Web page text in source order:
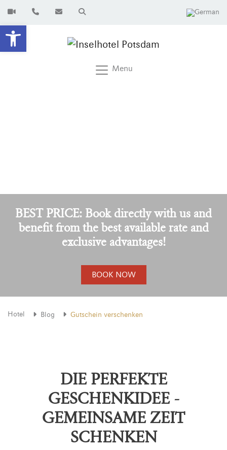
Open toolbar
Menu
BEST PRICE: Book directly with us and
benefit from the best available rate and
exclusive advantages!
BOOK NOW
Hotel Blog Gutschein verschenken
DIE PERFEKTE
GESCHENKIDEE -
GEMEINSAME ZEIT
SCHENKEN